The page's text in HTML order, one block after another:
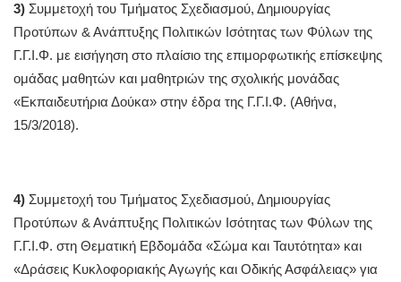
3) Συμμετοχή του Τμήματος Σχεδιασμού, Δημιουργίας
Προτύπων & Ανάπτυξης Πολιτικών Ισότητας των Φύλων της
Γ.Γ.Ι.Φ. με εισήγηση στο πλαίσιο της επιμορφωτικής επίσκεψης
ομάδας μαθητών και μαθητριών της σχολικής μονάδας
«Εκπαιδευτήρια Δούκα» στην έδρα της Γ.Γ.Ι.Φ. (Αθήνα,
15/3/2018).
4) Συμμετοχή του Τμήματος Σχεδιασμού, Δημιουργίας
Προτύπων & Ανάπτυξης Πολιτικών Ισότητας των Φύλων της
Γ.Γ.Ι.Φ. στη Θεματική Εβδομάδα «Σώμα και Ταυτότητα» και
«Δράσεις Κυκλοφοριακής Αγωγής και Οδικής Ασφάλειας» για